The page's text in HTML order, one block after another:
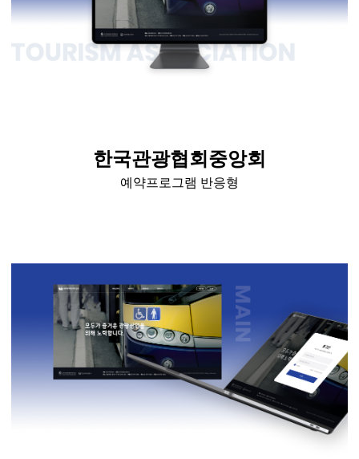
한국관광협회중앙회
예약프로그램 반응형